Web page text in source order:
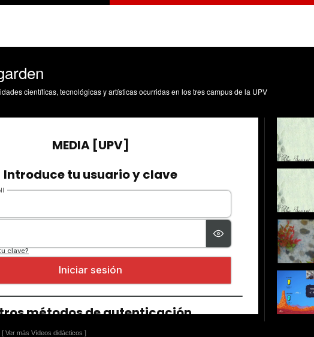
científicas, tecnológicas y artísticas ocurridas en los tres campus de la UPV
[ Ver más Vídeos didácticos ]